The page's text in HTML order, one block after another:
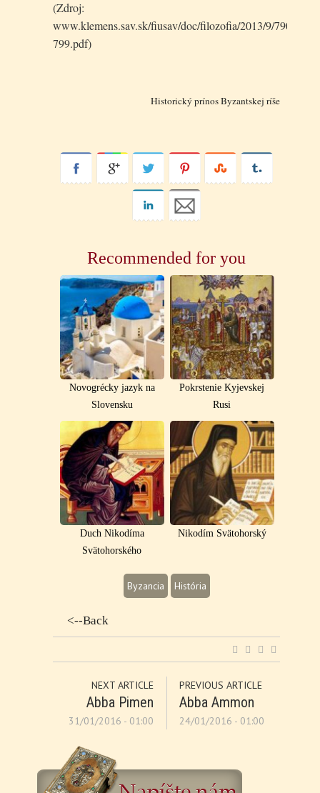
(Zdroj:
www.klemens.sav.sk/fiusav/doc/filozofia/2013/9/790-
799.pdf)
Historický prínos Byzantskej ríše
Recommended for you
Novogrécky jazyk na
Slovensku
Pokrstenie Kyjevskej
Rusi
Duch Nikodíma
Svätohorského
Nikodím Svätohorský
Byzancia História
<--Back
NEXT ARTICLE
Abba Pimen
31/01/2016 - 01:00
PREVIOUS ARTICLE
Abba Ammon
24/01/2016 - 01:00